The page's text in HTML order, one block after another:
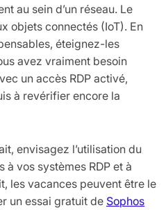
au sein d’un réseau. Le
objets connectés (IoT). En
éteignez-les
avez vraiment besoin
un accès RDP activé,
à revérifier encore la
envisagez l’utilisation du
à vos systèmes RDP et à
les vacances peuvent être le
un essai gratuit de Sophos